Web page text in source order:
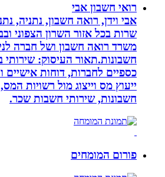
רואי חשבון אבי
אבי וידן, רואה חשבון, נתניה, נתניה
שרות בכל אזור השרון הצפוני ובבני
משרד רואה חשבון ושל חברה לניהול
חשבונות.תאור העיסוק: שירותי
כספיים לחברות, דוחות אישיים
ייעוץ מס וייצוג מול רשויות המס,
חשבונות, שירותי חשבות שכר.
פורום המומחים